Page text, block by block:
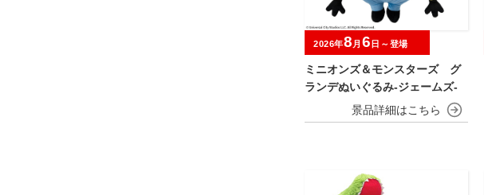
ミニオンズ＆モンスターズ グ
ランデぬいぐるみ‐ジェームズ‐
2026年8 月 6 日～登場